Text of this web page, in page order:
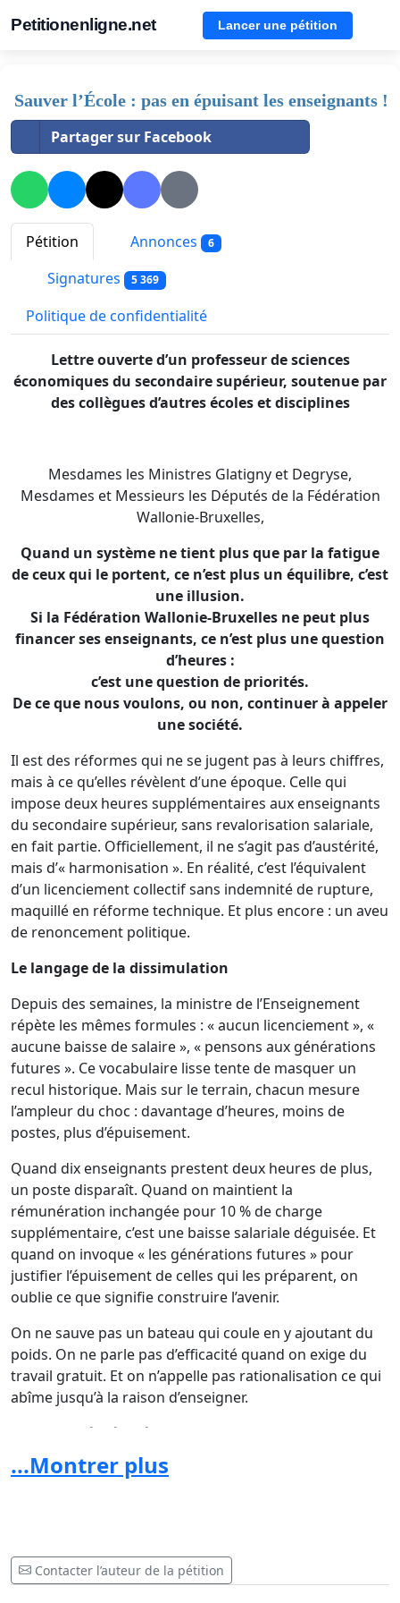
Petitionenligne.net Lancer une pétition
Sauver l’École : pas en épuisant les enseignants !
Partager sur Facebook
Pétition Annonces 6
Signatures 5 369
Politique de confidentialité
Lettre ouverte d’un professeur de sciences
économiques du secondaire supérieur, soutenue par
des collègues d’autres écoles et disciplines
Mesdames les Ministres Glatigny et Degryse,
Mesdames et Messieurs les Députés de la Fédération
Wallonie-Bruxelles,
Quand un système ne tient plus que par la fatigue
de ceux qui le portent, ce n’est plus un équilibre, c’est
une illusion.
Si la Fédération Wallonie-Bruxelles ne peut plus
financer ses enseignants, ce n’est plus une question
d’heures :
c’est une question de priorités.
De ce que nous voulons, ou non, continuer à appeler
une société.
Il est des réformes qui ne se jugent pas à leurs chiffres,
mais à ce qu’elles révèlent d’une époque. Celle qui
impose deux heures supplémentaires aux enseignants
du secondaire supérieur, sans revalorisation salariale,
en fait partie. Officiellement, il ne s’agit pas d’austérité,
mais d’« harmonisation ». En réalité, c’est l’équivalent
d’un licenciement collectif sans indemnité de rupture,
maquillé en réforme technique. Et plus encore : un aveu
de renoncement politique.
Le langage de la dissimulation
Depuis des semaines, la ministre de l’Enseignement
répète les mêmes formules : « aucun licenciement », «
aucune baisse de salaire », « pensons aux générations
futures ». Ce vocabulaire lisse tente de masquer un
recul historique. Mais sur le terrain, chacun mesure
l’ampleur du choc : davantage d’heures, moins de
postes, plus d’épuisement.
Quand dix enseignants prestent deux heures de plus,
un poste disparaît. Quand on maintient la
rémunération inchangée pour 10 % de charge
supplémentaire, c’est une baisse salariale déguisée. Et
quand on invoque « les générations futures » pour
justifier l’épuisement de celles qui les préparent, on
oublie ce que signifie construire l’avenir.
On ne sauve pas un bateau qui coule en y ajoutant du
poids. On ne parle pas d’efficacité quand on exige du
travail gratuit. Et on n’appelle pas rationalisation ce qui
abîme jusqu’à la raison d’enseigner.
La rigueur à géométrie variable
On nous dit que cette mesure serait « inévitable ». Mais
budgétairement », est maintenu pour un coût estimé
entre 500 millions et 1 milliard d’euros par an. Et
...Montrer plus
Contacter l’auteur de la pétition